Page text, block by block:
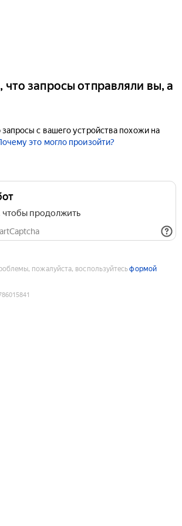
что запросы отправляли вы, а
с вашего устройства похожи на
это могло произойти?
продолжить
пожалуйста, воспользуйтесьформой